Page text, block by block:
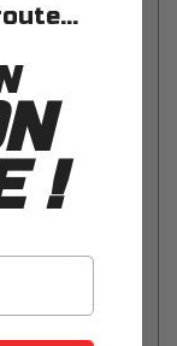
un meilleur grip
!